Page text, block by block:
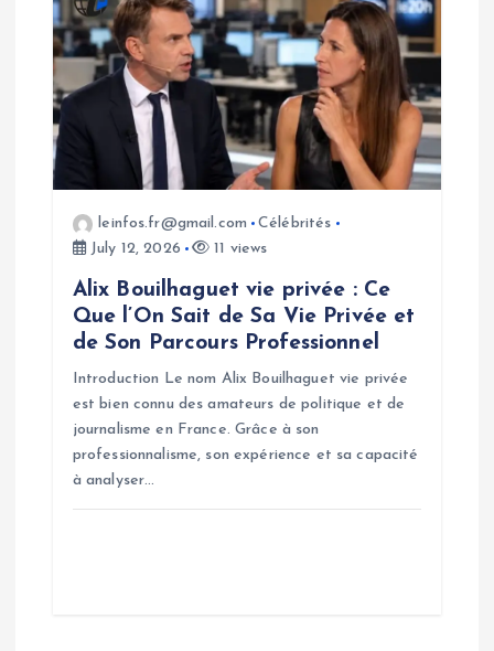
leinfos.fr@gmail.com
Célébrités
July 12, 2026
11 views
Alix Bouilhaguet vie privée : Ce
Que l’On Sait de Sa Vie Privée et
de Son Parcours Professionnel
Introduction Le nom Alix Bouilhaguet vie privée
est bien connu des amateurs de politique et de
journalisme en France. Grâce à son
professionnalisme, son expérience et sa capacité
à analyser…